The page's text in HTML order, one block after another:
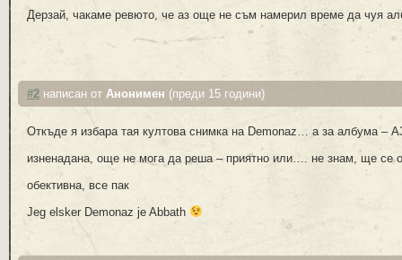
Дерзай, чакаме ревюто, че аз още не съм намерил време да чуя
#2 написан от Анонимен (преди 15 години)
Откъде я избара тая култова снимка на Demonaz… а за албума –
изненадана, още не мога да реша – приятно или…. не знам, ще се
обективна, все пак
Jeg elsker Demonaz je Abbath